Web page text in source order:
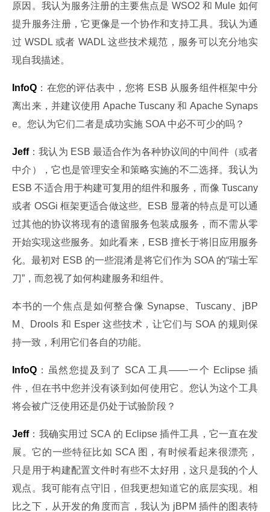
原因。我认为服务注册的主要焦点是 WSO2 和 Mule 如何
提升服务注册，它更像是一个协作和支持工具。我认为通
过 WSDL 或者 WADL 这些技术规范，服务可以充分地实
现自我描述。
InfoQ ：在您的评估表中，您将 ESB 从服务组件框架中分
离出来，并建议使用 Apache Tuscany 和 Apache Synaps
e。您认为它们二者是成功实施 SOA 中必不可少的吗？
Jeff：我认为 ESB 最适合作为各种协议间的中间件（或者
中介），它也是管理安全和策略实施的不二选择。我认为
ESB 不适合用于构建可复用的组件和服务，而像 Tuscany
或者 OSGi 框架更适合做这些。ESB 显著的特点是可以通
过其他的协议将现有的遗留服务包装成服务，而不需从零
开始实现这些服务。如此看来，ESB 擅长于将旧应用服务
化。最初对 ESB 的一些混淆是将它们作为 SOA 的“瑞士军
刀”，而忽视了如何构建服务和组件。
本书的一个焦点是如何整合像 Synapse、Tuscany、jBP
M、Drools 和 Esper 这些技术，让它们与 SOA 的规则保
持一致，利用它们各自的功能。
InfoQ ：虽然您提及到了 SCA 工具——一个 Eclipse 插
件，但在书中您并没有谈到如何使用它。您认为这个工具
将会被广泛使用还是仍处于试验阶段？
Jeff：我确实用过 SCA 的 Eclipse 插件工具，它一直在发
展。它的一些特征比如 SCA 图，有时候看起来很漂亮，
只是用于构建配置文件时有些不太好用，这只是我的个人
观点。我可能有点守旧，但我更想知道它的底层实现。相
比之下，从开发的角度而言，我认为 jBPM 插件的图表特